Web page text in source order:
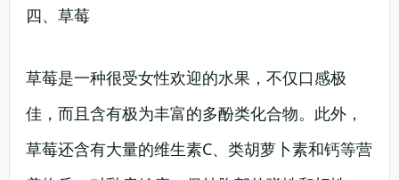
四、草莓
草莓是一种很受女性欢迎的水果，不仅口感极
佳，而且含有极为丰富的多酚类化合物。此外，
草莓还含有大量的维生素C、类胡萝卜素和钙等营